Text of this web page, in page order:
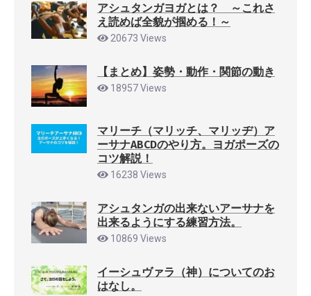
アシュタンガヨガとは？ ～これさ
え読めば全貌が掴める！～
20673 Views
【まとめ】姿勢・動作・関節の動き
18957 Views
マリーチ（マリッチ、マリッヂ）ア
ーサナABCDのやり方。ヨガポーズの
コツ解説！
16238 Views
アシュタンガの出来ないアーサナを
出来るようにする練習方法。
10869 Views
イーシュヴァラ（神）についてのお
はなし。